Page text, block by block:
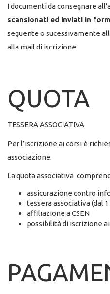
I documenti da consegnare
scansionati ed inviati in
seguente o sucessivamente
alla mail di iscrizione.
QUOTA
TESSERA ASSOCIATIVA
Per l’iscrizione ai corsi è
associazione.
La quota associativa
assicurazione contro
tessera associativa (dal
affiliazione a CSEN
possibilità di iscrizione